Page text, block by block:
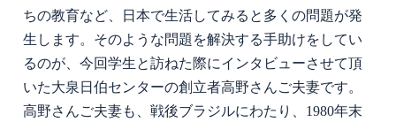
ちの教育など、日本で生活してみると多くの問題が発
生します。そのような問題を解決する手助けをしてい
るのが、今回学生と訪ねた際にインタビューさせて頂
いた大泉日伯センターの創立者高野さんご夫妻です。
高野さんご夫妻も、戦後ブラジルにわたり、 1980年末